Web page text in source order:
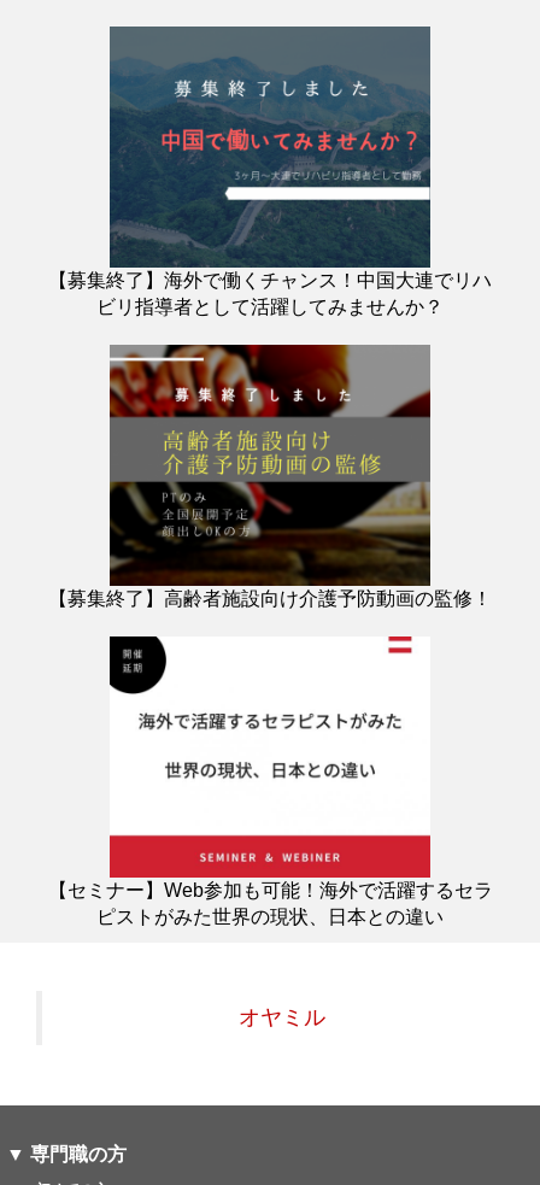
【募集終了】海外で働くチャンス！中国大連でリハ
ビリ指導者として活躍してみませんか？
【募集終了】高齢者施設向け介護予防動画の監修！
【セミナー】Web参加も可能！海外で活躍するセラ
ピストがみた世界の現状、日本との違い
オヤミル
▼ 専門職の方